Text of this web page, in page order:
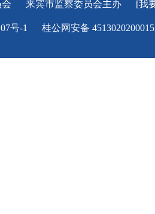
来宾市监察委员会主办 [我
号-1 桂公网安备